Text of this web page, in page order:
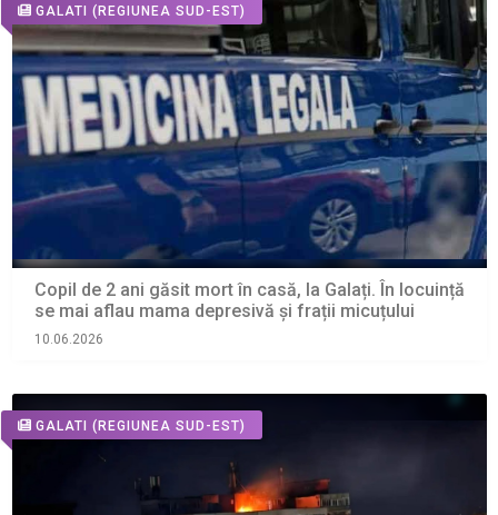
GALATI (REGIUNEA SUD-EST)
Copil de 2 ani găsit mort în casă, la Galați. În locuință
se mai aflau mama depresivă și frații micuțului
10.06.2026
GALATI (REGIUNEA SUD-EST)